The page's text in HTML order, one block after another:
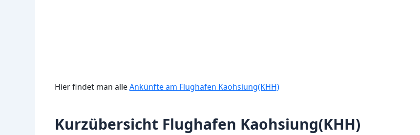
Hier findet man alleAnkünfte am Flughafen Kaohsiung(KHH)
Kurzübersicht Flughafen Kaohsiung(KHH)